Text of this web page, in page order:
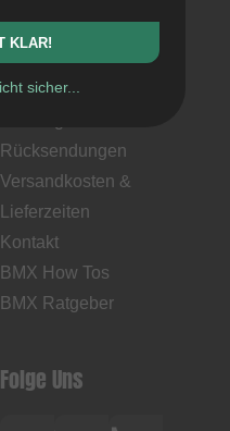
Hilfe & Information
Mein Konto
Rücksendungen
Versandkosten &
Lieferzeiten
Kontakt
BMX How Tos
BMX Ratgeber
Folge Uns
KLAR!
sicher...